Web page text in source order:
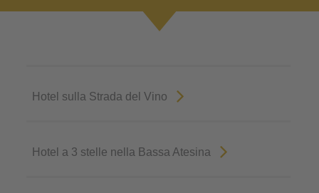
Hotel sulla Strada del Vino
Hotel a 3 stelle nella Bassa Atesina